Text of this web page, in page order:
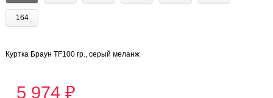
164
Куртка Браун TF100 гр., серый меланж
5 974 ₽